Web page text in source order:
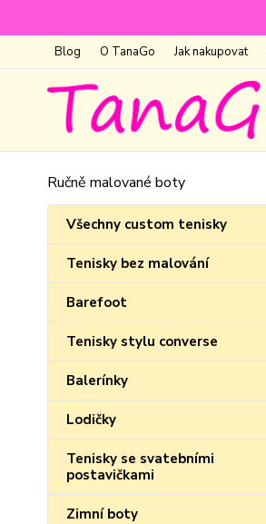
Blog O TanaGo Jak nakupovat
Ručně malované boty
Všechny custom tenisky
Tenisky bez malování
Barefoot
Tenisky stylu converse
Balerínky
Lodičky
Tenisky se svatebními
postavičkami
Zimní boty